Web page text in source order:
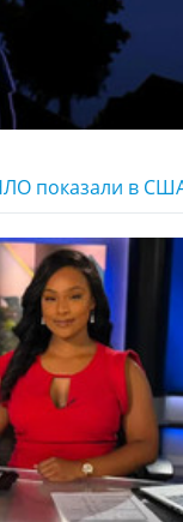
показали в